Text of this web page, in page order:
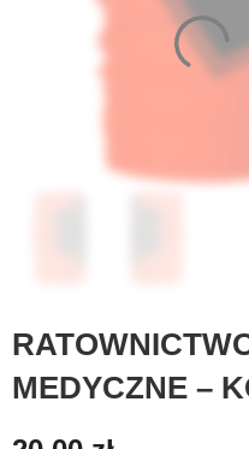
MEDYCZNE –